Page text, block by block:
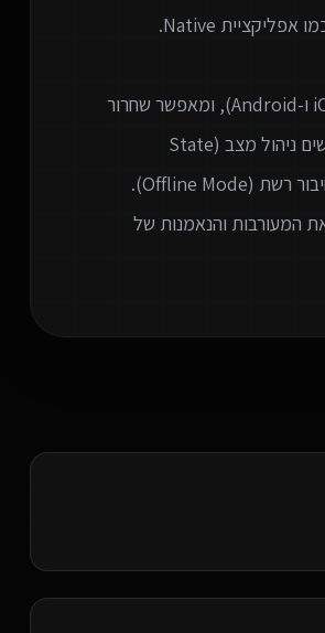
המעבר לאפליקציות ווב חוסך לארגונים עלויות פיתוח ותחזוקה כפולות (עבור iOS ו-Android), ומאפשר שחרור
גרסאות מיידי לכלל המשתמשים. אנו מתמחים ביצירת ממשקים מורכבים הדורשים ניהול מצב (State
Management) מתקדם, עבודה מול נתונים בזמן אמת ותמיכה בעבודה ללא חיבור רשת (Offline Mode).
המעורבות והנאמנות של